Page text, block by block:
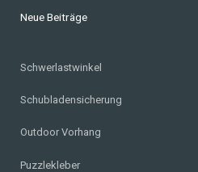
Neue Beiträge
Schwerlastwinkel
Schubladensicherung
Outdoor Vorhang
Puzzlekleber